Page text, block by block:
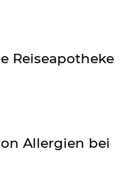
Reiseapotheke
Allergien bei